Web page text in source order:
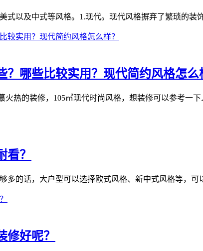
式以及中式等风格。1.现代。现代风格摒弃了繁琐的
？哪些比较实用？现代简约风格怎么
火热的装修，105㎡现代时尚风格，想装修可以参考一
？
多的话，大户型可以选择欧式风格、新中式风格等，
修好呢？